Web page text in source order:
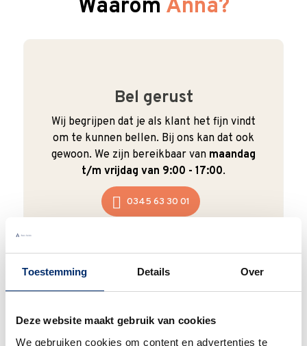
Toestemming Details Over
Deze website maakt gebruik van cookies
We gebruiken cookies om content en advertenties te
Waarom Anna?
Bel gerust
Wij begrijpen dat je als klant het fijn vindt
om te kunnen bellen. Bij ons kan dat ook
gewoon. We zijn bereikbaar van maandag
t/m vrijdag van 9:00 - 17:00.
0345 63 30 01
Duurzaam
We verpakken onze producten zorgvuldig
en duurzaam met hergebruikt karton en